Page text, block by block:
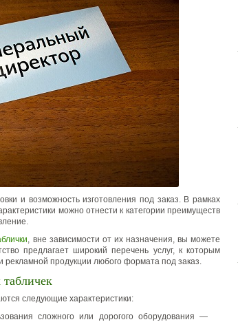
и возможность изготовления под заказ. В рамках
можно отнести к категории преимуществ
, вне зависимости от их назначения, вы можете
предлагает широкий перечень услуг, к которым
рекламной продукции любого формата под заказ.
следующие характеристики:
сложного или дорогого оборудования —